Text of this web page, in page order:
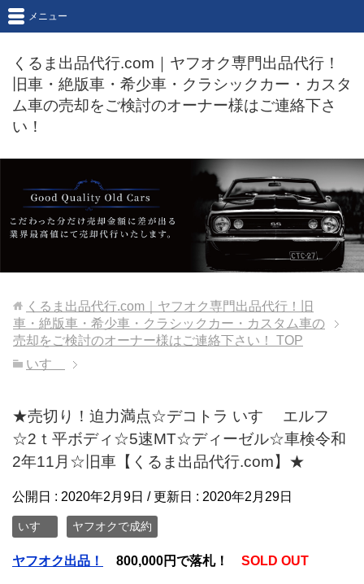
くるま出品代行.com｜ヤフオク専門出品代行！
旧車・絶版車・希少車・クラシックカー・カスタ
ム車の売却をご検討のオーナー様はご連絡下さ
い！
メニュー
くるま出品代行.com｜ヤフオク専門出品代行！旧
車・絶版車・希少車・クラシックカー・カスタム車の
売却をご検討のオーナー様はご連絡下さい！
TOP
いすゞ
★売切り！迫力満点☆デコトラ いすゞ エルフ
☆2ｔ平ボディ☆5速MT☆ディーゼル☆車検令和
2年11月☆旧車【くるま出品代行.com】★
公開日 : 2020年2月9日 / 更新日 : 2020年2月29日
いすゞ ヤフオクで成約
ヤフオク出品！ 800,000円で落札！ SOLD OUT